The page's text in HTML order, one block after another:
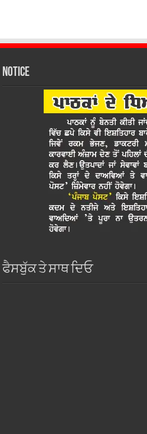
Notice
ਫੈਸਬੁੱਕ ਤੇ ਸਾਥ ਦਿਓ